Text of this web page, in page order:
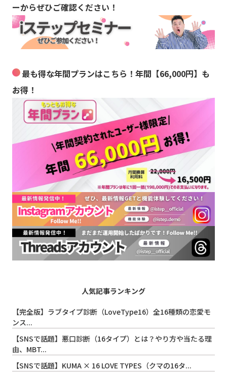
ーからぜひご確認ください！
最も得な年間プランはこちら！年間【66,000円】も
お得！
人気記事ランキング
【完全版】ラブタイプ診断（LoveType16）全16種類の恋愛モ
ンス...
【SNSで話題】悪口診断（16タイプ）とは？やり方や当たる理
由、MBT...
【SNSで話題】KUMA × 16 LOVE TYPES（クマの16タ...